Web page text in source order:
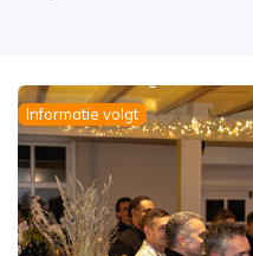
Informatie volgt